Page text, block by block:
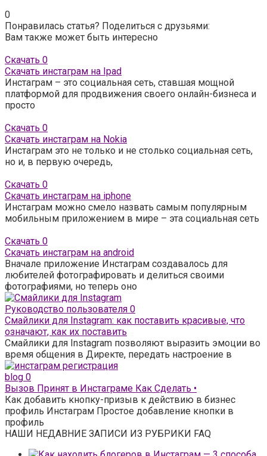
0
Понравилась статья? Поделиться с друзьями:
Вам также может быть интересно
Скачать 0
Скачать инстаграм на Ipad
Инстаграм – это социальная сеть, ставшая мощной
платформой для продвижения своего онлайн-бизнеса и
просто
Скачать 0
Скачать инстаграм на Nokia
Инстаграм это не только и не столько социальная сеть,
но и, в первую очередь,
Скачать 0
Скачать инстаграм на iphone
Инстаграм можно смело назвать самым популярным
мобильным приложением в мире – эта социальная сеть
Скачать 0
Скачать инстаграм на android
Вначале приложение Инстаграм создавалось для
любителей фотографировать и делиться своими
фотографиями, но теперь оно
Руководство пользователя 0
Смайлики для Instagram: как поставить красивые, что
означают, как их поставить
Смайлики для Instagram позволяют выразить эмоции во
время общения в Директе, передать настроение в
blog 0
Вызов Принят в Инстаграме Как Сделать •
Как добавить кнопку-призыв к действию в бизнес
профиль Инстаграм Простое добавление кнопки в
профиль
НАШИ НЕДАВНИЕ ЗАПИСИ ИЗ РУБРИКИ FAQ